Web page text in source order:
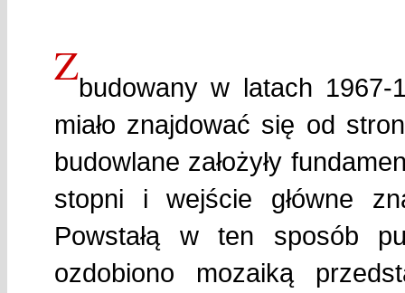
Zbudowany w latach 1967-
miało znajdować się od
budowlane założyły
stopni i wejście główne
Powstałą w ten sposób
ozdobiono mozaiką